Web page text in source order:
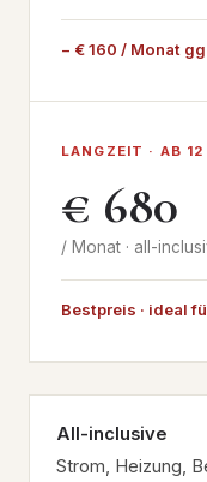
− € 160 / Monat
LANGZEIT · AB
€ 680
/ Monat · all-
Bestpreis · ideal
All-inclusive
Strom, Heizung,